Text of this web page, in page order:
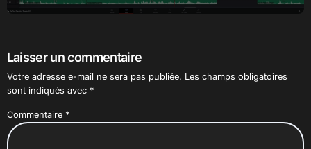
Laisser un commentaire
Votre adresse e-mail ne sera pas publiée. Les champs obligatoires
sont indiqués avec *
Commentaire *